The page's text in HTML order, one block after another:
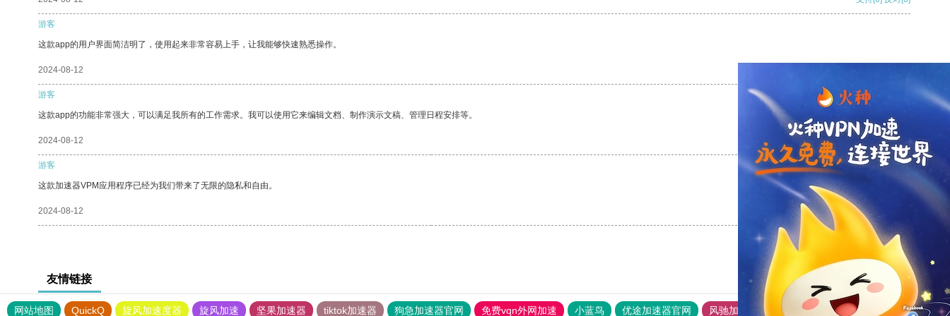
游客
这款app的用户界面简洁明了，使用起来非常容易上手，让我能够快速熟悉操作。
2024-08-12
游客
这款app的功能非常强大，可以满足我所有的工作需求。我可以使用它来编辑文档、制作演示文稿、管理日程安排等。
2024-08-12 支持 [0] 反对 [0]
游客
这款加速器VPM应用程序已经为我们带来了无限的隐私和自由。
2024-08-12 支持
友情链接
网站地图 QuickQ 旋风加速度器 旋风加速 坚果加速器 tiktok加速器 狗急加速器官网 免费vqn外网加速 小蓝鸟 优途加速器官网 风驰加速器 旋风加速器